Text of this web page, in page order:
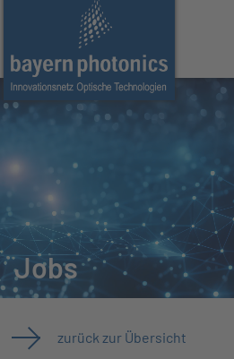
Jobs
zurück zur Übersicht